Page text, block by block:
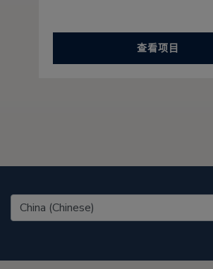
查看项目
United States (EN)